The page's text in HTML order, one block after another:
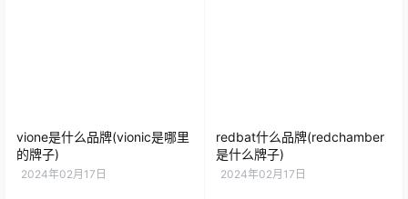
vione是什么品牌(vionic是哪里
的牌子)
2024年02月17日
redbat什么品牌(redchamber
是什么牌子)
2024年02月17日